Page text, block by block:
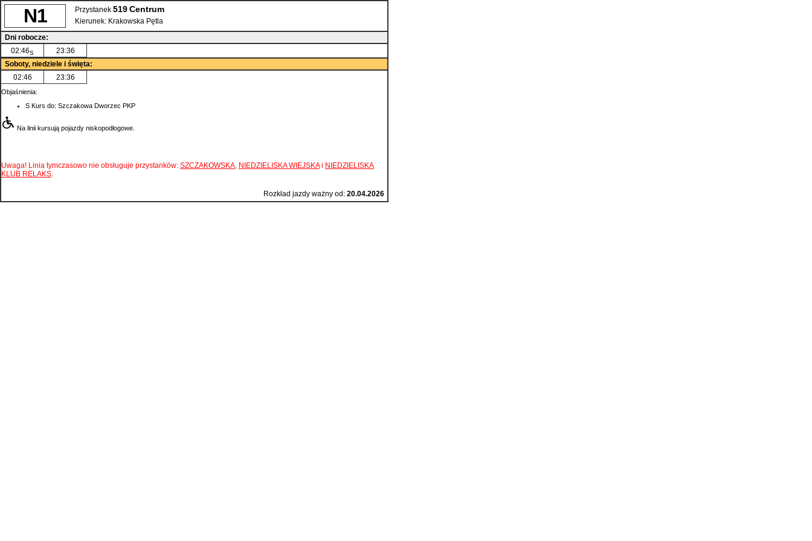
N1 Przystanek 519Centrum
Kierunek: Krakowska Pętla
Dni robocze:
02:46S
23:36
Soboty, niedziele i święta:
02:46
23:36
Objaśnienia:
S Kurs do: Szczakowa Dworzec PKP
Na linii kursują pojazdy niskopodłogowe.
Uwaga! Linia tymczasowo nie obsługuje przystanków: SZCZAKOWSKA, NIEDZIELISKA WIEJSKAi NIEDZIELISKA
KLUB RELAKS.
Rozkład jazdy ważny od: 20.04.2026